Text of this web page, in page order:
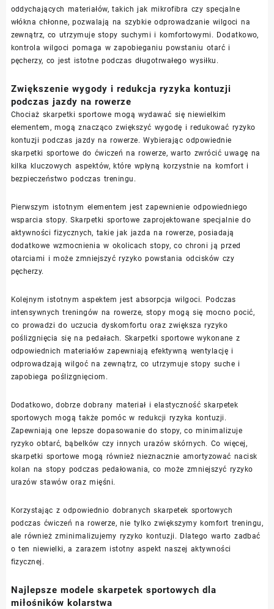
oddychających materiałów, takich jak mikrofibra czy specjalne
włókna chłonne, pozwalają na szybkie odprowadzanie wilgoci na
zewnątrz, co utrzymuje stopy suchymi i komfortowymi. Dodatkowo,
kontrola wilgoci pomaga w zapobieganiu powstaniu otarć i
pęcherzy, co jest istotne podczas długotrwałego wysiłku.
Zwiększenie wygody i redukcja ryzyka kontuzji
podczas jazdy na rowerze
Chociaż skarpetki sportowe mogą wydawać się niewielkim
elementem, mogą znacząco zwiększyć wygodę i redukować ryzyko
kontuzji podczas jazdy na rowerze. Wybierając odpowiednie
skarpetki sportowe do ćwiczeń na rowerze, warto zwrócić uwagę na
kilka kluczowych aspektów, które wpłyną korzystnie na komfort i
bezpieczeństwo podczas treningu.
Pierwszym istotnym elementem jest zapewnienie odpowiedniego
wsparcia stopy. Skarpetki sportowe zaprojektowane specjalnie do
aktywności fizycznych, takie jak jazda na rowerze, posiadają
dodatkowe wzmocnienia w okolicach stopy, co chroni ją przed
otarciami i może zmniejszyć ryzyko powstania odcisków czy
pęcherzy.
Kolejnym istotnym aspektem jest absorpcja wilgoci. Podczas
intensywnych treningów na rowerze, stopy mogą się mocno pocić,
co prowadzi do uczucia dyskomfortu oraz zwiększa ryzyko
poślizgnięcia się na pedałach. Skarpetki sportowe wykonane z
odpowiednich materiałów zapewniają efektywną wentylację i
odprowadzają wilgoć na zewnątrz, co utrzymuje stopy suche i
zapobiega poślizgnięciom.
Dodatkowo, dobrze dobrany materiał i elastyczność skarpetek
sportowych mogą także pomóc w redukcji ryzyka kontuzji.
Zapewniają one lepsze dopasowanie do stopy, co minimalizuje
ryzyko obtarć, bąbelków czy innych urazów skórnych. Co więcej,
skarpetki sportowe mogą również nieznacznie amortyzować nacisk
kolan na stopy podczas pedałowania, co może zmniejszyć ryzyko
urazów stawów oraz mięśni.
Korzystając z odpowiednio dobranych skarpetek sportowych
podczas ćwiczeń na rowerze, nie tylko zwiększymy komfort treningu,
ale również zminimalizujemy ryzyko kontuzji. Dlatego warto zadbać
o ten niewielki, a zarazem istotny aspekt naszej aktywności
fizycznej.
Najlepsze modele skarpetek sportowych dla
miłośników kolarstwa